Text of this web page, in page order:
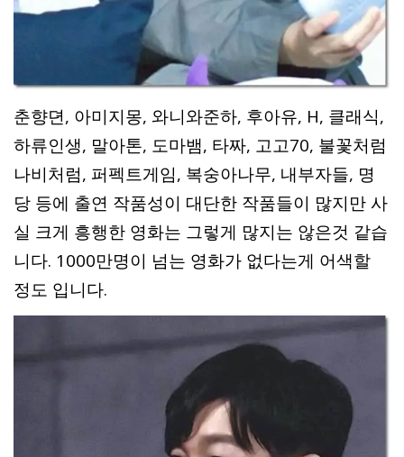
춘향뎐, 아미지몽, 와니와준하, 후아유, H, 클래식,
하류인생, 말아톤, 도마뱀, 타짜, 고고70, 불꽃처럼
나비처럼, 퍼펙트게임, 복숭아나무, 내부자들, 명
당 등에 출연 작품성이 대단한 작품들이 많지만 사
실 크게 흥행한 영화는 그렇게 많지는 않은것 같습
니다. 1000만명이 넘는 영화가 없다는게 어색할
정도 입니다.